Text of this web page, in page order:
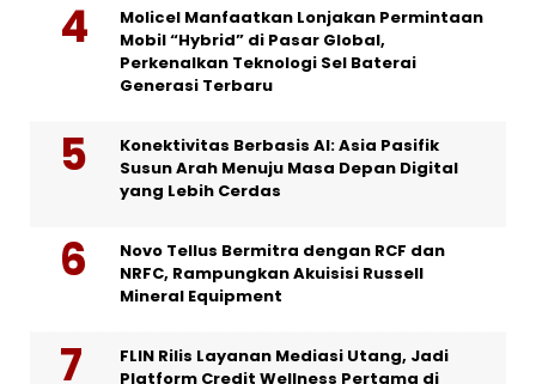
Molicel Manfaatkan Lonjakan Permintaan
Mobil “Hybrid” di Pasar Global,
Perkenalkan Teknologi Sel Baterai
Generasi Terbaru
Konektivitas Berbasis AI: Asia Pasifik
Susun Arah Menuju Masa Depan Digital
yang Lebih Cerdas
Novo Tellus Bermitra dengan RCF dan
NRFC, Rampungkan Akuisisi Russell
Mineral Equipment
FLIN Rilis Layanan Mediasi Utang, Jadi
Platform Credit Wellness Pertama di